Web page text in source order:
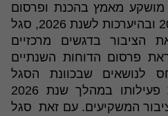
מאמץ בהכנת ופרסום
הדוח התקופתי לשנת 2025 ובהיערכות לשנת 2026, סגל
בדגשים מרכזיים
פרסום הדוחות השנתיים
לנושאים שבכוונת הסגל
להתמקד בהם במסגרת פעילותו במהלך שנת 2026
המשקיעים. עם זאת סגל